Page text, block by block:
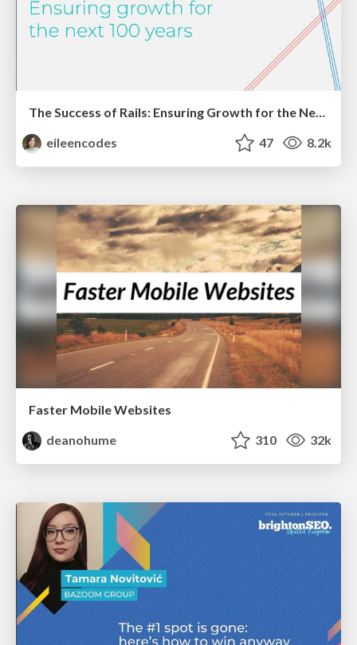
The Success of Rails: Ensuring Growth for the Next 100 Years
eileencodes
47 8.2k
Faster Mobile Websites
deanohume
310 32k